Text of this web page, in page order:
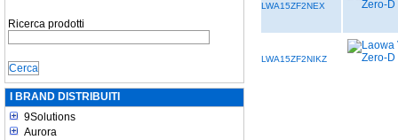
Ricerca prodotti
I BRAND DISTRIBUITI
9Solutions
Aurora
LWA15ZF2NEX
LWA15ZF2NIKZ